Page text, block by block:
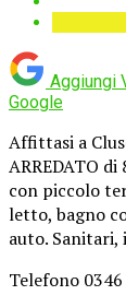
Aggiungi
Google
Affittasi a
ARREDATO
con piccolo
letto, bagno
auto.
Telefono